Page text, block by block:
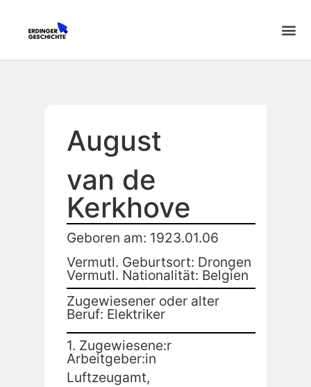
August
van de
Kerkhove
Geboren am: 1923.01.06
Vermutl. Geburtsort: Drongen
Vermutl. Nationalität: Belgien
Zugewiesener oder alter
Beruf: Elektriker
1. Zugewiesene:r
Arbeitgeber:in
Luftzeugamt,